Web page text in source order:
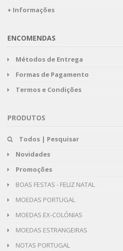
+ Informações
ENCOMENDAS
Métodos de Entrega
Formas de Pagamento
Termos e Condições
PRODUTOS
Todos | Pesquisar
Novidades
Promoções
BOAS FESTAS - FELIZ NATAL
MOEDAS PORTUGAL
MOEDAS EX-COLÓNIAS
MOEDAS ESTRANGEIRAS
NOTAS PORTUGAL